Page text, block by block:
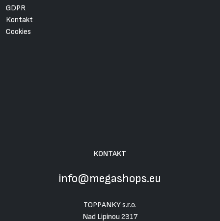
GDPR
Kontakt
Cookies
KONTAKT
info@megashops.eu
TOPPANKY s.r.o.
Nad Lipinou 2317